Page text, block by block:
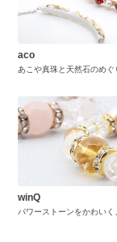
aco
あこや真珠と天然石のめぐ
winQ
パワーストーンをかわいく